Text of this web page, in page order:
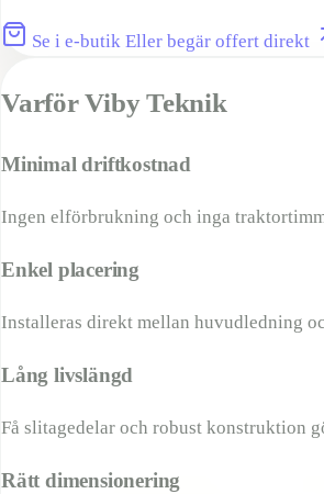
Se i e-butik Eller begär offert direkt
Varför Viby Teknik
Minimal driftkostnad
Ingen elförbrukning och inga
Enkel placering
Installeras direkt mellan huvudledning
Lång livslängd
Få slitagedelar och robust konstruktion
Rätt dimensionering